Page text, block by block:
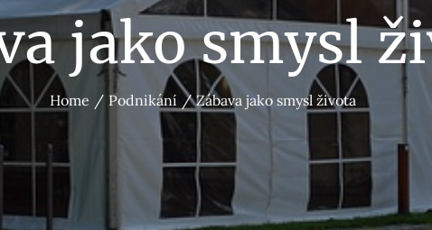
jako smysl
Home Podnikání Zábava jako smysl života